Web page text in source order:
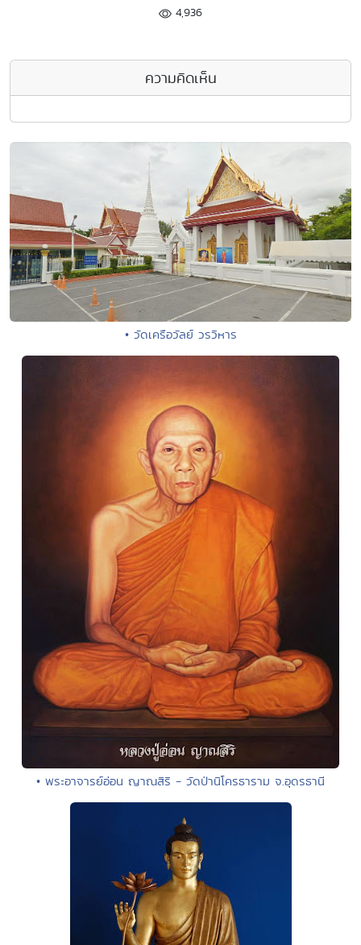
4,936
ความคิดเห็น
• วัดเครือวัลย์ วรวิหาร
• พระอาจารย์อ่อน ญาณสิริ - วัดป่านิโครธาราม จ.อุดรธานี